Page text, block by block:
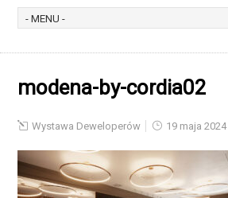
modena-by-cordia02
Wystawa Deweloperów 19 maja 2024